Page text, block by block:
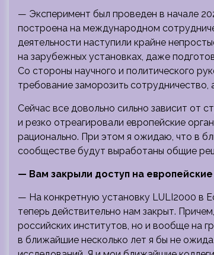
— Эксперимент был проведен в начале
построена на международном
деятельности наступили крайне
на зарубежных установках, даже
Со стороны научного и политического
требование заморозить сотрудничество,
Сейчас все довольно сильно зависит от
и резко отреагировали европейские
рационально. При этом я ожидаю, что в
сообществе будут выработаны общие
— Вам закрыли доступ на европейские
— На конкретную установку LULI2000 в
теперь действительно нам закрыт.
российских институтов, но и вообще на
в ближайшие несколько лет я бы не